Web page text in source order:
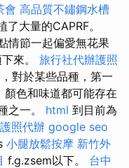
會 高品質不鏽鋼水槽
大量的CAPRF。
情節一起偏愛無花果
來。 旅行社代辦護照
對於某些品種，第一
色和味道都可能存在
之一。 html 到目前為
護照代辦 google seo
小腿放鬆按摩 新竹外
f.g.zsem以下。 台中